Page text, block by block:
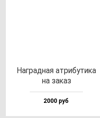
Наг­рад­ная ат­ри­бу­ти­ка
на за­каз
2000 руб